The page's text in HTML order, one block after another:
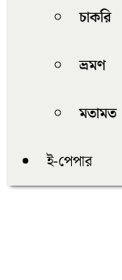
চাকরি
ভ্রমণ
মতামত
ই-পেপার